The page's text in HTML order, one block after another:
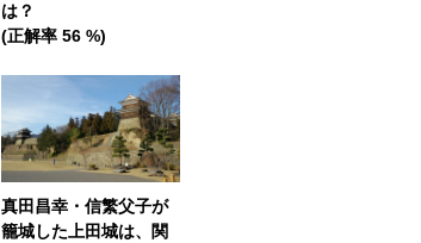
は？
(正解率 56 %)
真田昌幸・信繁父子が
籠城した上田城は、関